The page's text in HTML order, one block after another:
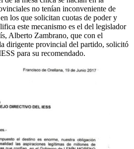
no tenían inconveniente de
los que solicitan cuotas de poder y
este mecanismo es el del legislador
Alberto Zambrano, que con el
dirigente provincial del partido, solicitó
para su recomendado.